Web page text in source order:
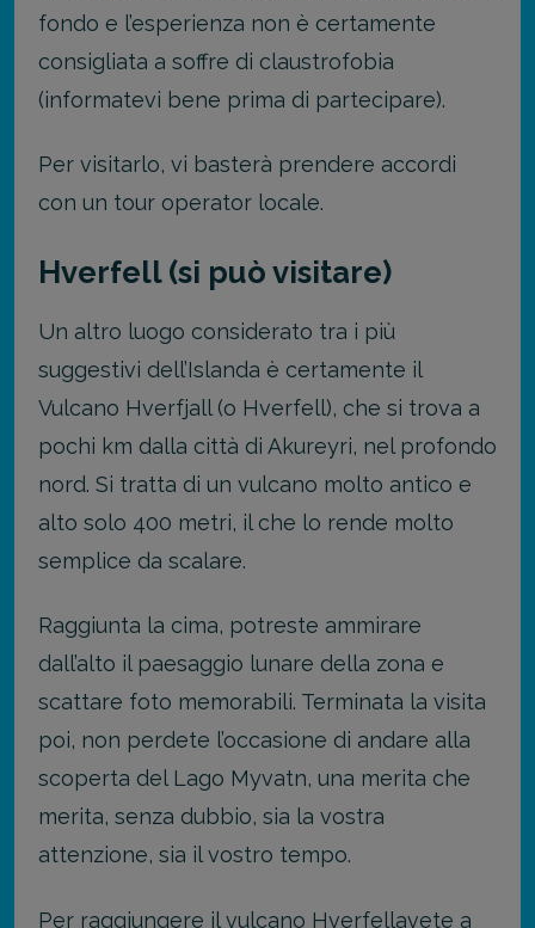
fondo e l’esperienza non è certamente
consigliata a soffre di claustrofobia
(informatevi bene prima di partecipare).
Per visitarlo, vi basterà prendere accordi
con un tour operator locale.
Hverfell (si può visitare)
Un altro luogo considerato tra i più
suggestivi dell’Islanda è certamente il
Vulcano Hverfjall (o Hverfell), che si trova a
pochi km dalla città di Akureyri, nel profondo
nord. Si tratta di un vulcano molto antico e
alto solo 400 metri, il che lo rende molto
semplice da scalare.
Raggiunta la cima, potreste ammirare
dall’alto il paesaggio lunare della zona e
scattare foto memorabili. Terminata la visita
poi, non perdete l’occasione di andare alla
scoperta del Lago Myvatn, una merita che
merita, senza dubbio, sia la vostra
attenzione, sia il vostro tempo.
Per raggiungere il vulcano Hverfellavete a